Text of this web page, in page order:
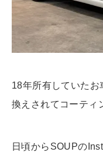
18年所有していたお
換えされてコーティ
日頃からSOUPの